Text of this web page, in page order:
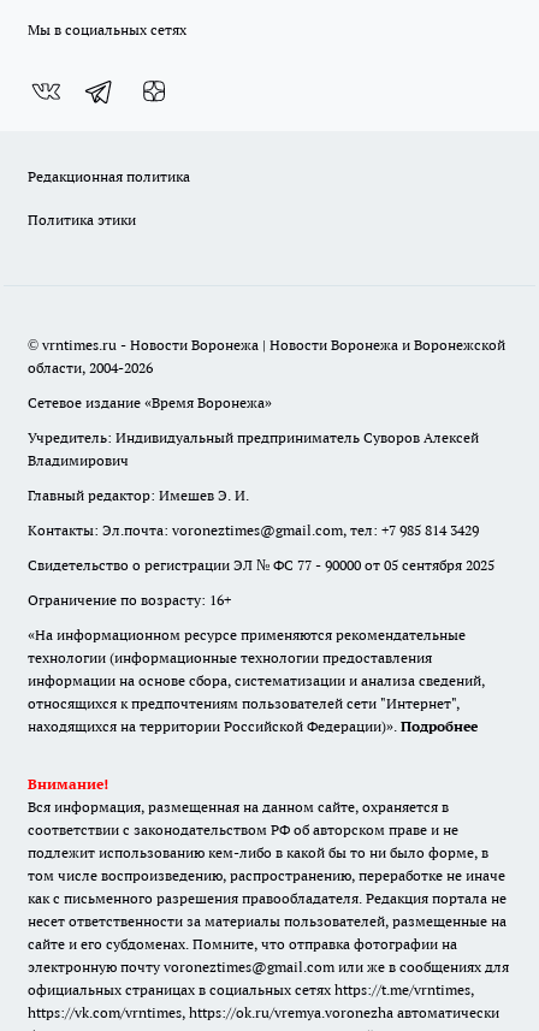
Мы в социальных сетях
Редакционная политика
Политика этики
© vrntimes.ru - Новости Воронежа | Новости Воронежа и Воронежской
области, 2004-2026
Сетевое издание «Время Воронежа»
Учредитель: Индивидуальный предприниматель Суворов Алексей
Владимирович
Главный редактор: Имешев Э. И.
Контакты: Эл.почта: voroneztimes@gmail.com, тел: +7 985 814 3429
Свидетельство о регистрации ЭЛ № ФС 77 - 90000 от 05 сентября 2025
Ограничение по возрасту: 16+
«На информационном ресурсе применяются рекомендательные
технологии (информационные технологии предоставления
информации на основе сбора, систематизации и анализа сведений,
относящихся к предпочтениям пользователей сети "Интернет",
находящихся на территории Российской Федерации)». Подробнее
Внимание!
Вся информация, размещенная на данном сайте, охраняется в
соответствии с законодательством РФ об авторском праве и не
подлежит использованию кем-либо в какой бы то ни было форме, в
том числе воспроизведению, распространению, переработке не иначе
как с письменного разрешения правообладателя. Редакция портала не
несет ответственности за материалы пользователей, размещенные на
сайте и его субдоменах. Помните, что отправка фотографии на
электронную почту voroneztimes@gmail.com или же в сообщениях для
официальных страницах в социальных сетях https://t.me/vrntimes,
https://vk.com/vrntimes, https://ok.ru/vremya.voronezha автоматически